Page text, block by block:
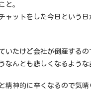
と。
ャットをした今日という
いたけど会社が倒産するの
なんとも悲しくなるような
精神的に辛くなるので気晴